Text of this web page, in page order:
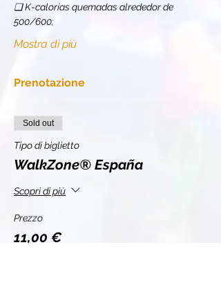
❏ K-calorías quemadas alrededor de
500/600;
Mostra di più
Prenotazione
Sold out
Tipo di biglietto
WalkZone® España
Scopri di più
Prezzo
11,00 €